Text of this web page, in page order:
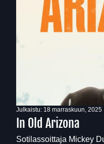
Julkaistu: 18 marraskuun, 2025
In Old Arizona
Sotilassoittaja Mickey